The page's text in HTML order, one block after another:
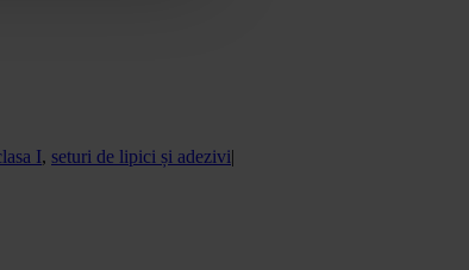
I, seturi de lipici și adezivi|